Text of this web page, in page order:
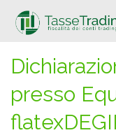
presso